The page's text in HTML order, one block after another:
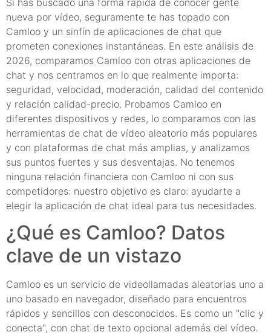
Si has buscado una forma rápida de conocer gente
nueva por vídeo, seguramente te has topado con
Camloo y un sinfín de aplicaciones de chat que
prometen conexiones instantáneas. En este análisis de
2026, comparamos Camloo con otras aplicaciones de
chat y nos centramos en lo que realmente importa:
seguridad, velocidad, moderación, calidad del contenido
y relación calidad-precio. Probamos Camloo en
diferentes dispositivos y redes, lo comparamos con las
herramientas de chat de vídeo aleatorio más populares
y con plataformas de chat más amplias, y analizamos
sus puntos fuertes y sus desventajas. No tenemos
ninguna relación financiera con Camloo ni con sus
competidores: nuestro objetivo es claro: ayudarte a
elegir la aplicación de chat ideal para tus necesidades.
¿Qué es Camloo? Datos
clave de un vistazo
Camloo es un servicio de videollamadas aleatorias uno a
uno basado en navegador, diseñado para encuentros
rápidos y sencillos con desconocidos. Es como un "clic y
conecta", con chat de texto opcional además del vídeo.